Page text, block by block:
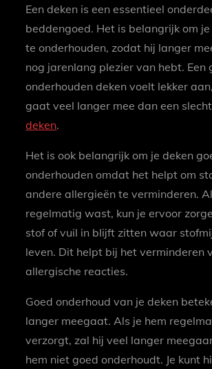
Een deken is een essentieel
beddengoed. Het is belangrijk om
te onderhouden, zodat hij langer
nog jarenlang plezier van hebt. Een
onderhouden deken voelt lekker
gaat veel langer mee dan een
deken.
Het is ook belangrijk om je deken
onderhouden omdat het helpt om
andere allergieën te verminderen.
regelmatig wast, kun je ervoor
stof of vuil in blijft zitten waar
leven. Dit helpt bij het verminderen
allergische reacties.
Goed onderhoud van je deken
langer meegaat. Als je hem
verzorgt, zal hij veel langer
hem niet goed onderhoudt. Je kunt